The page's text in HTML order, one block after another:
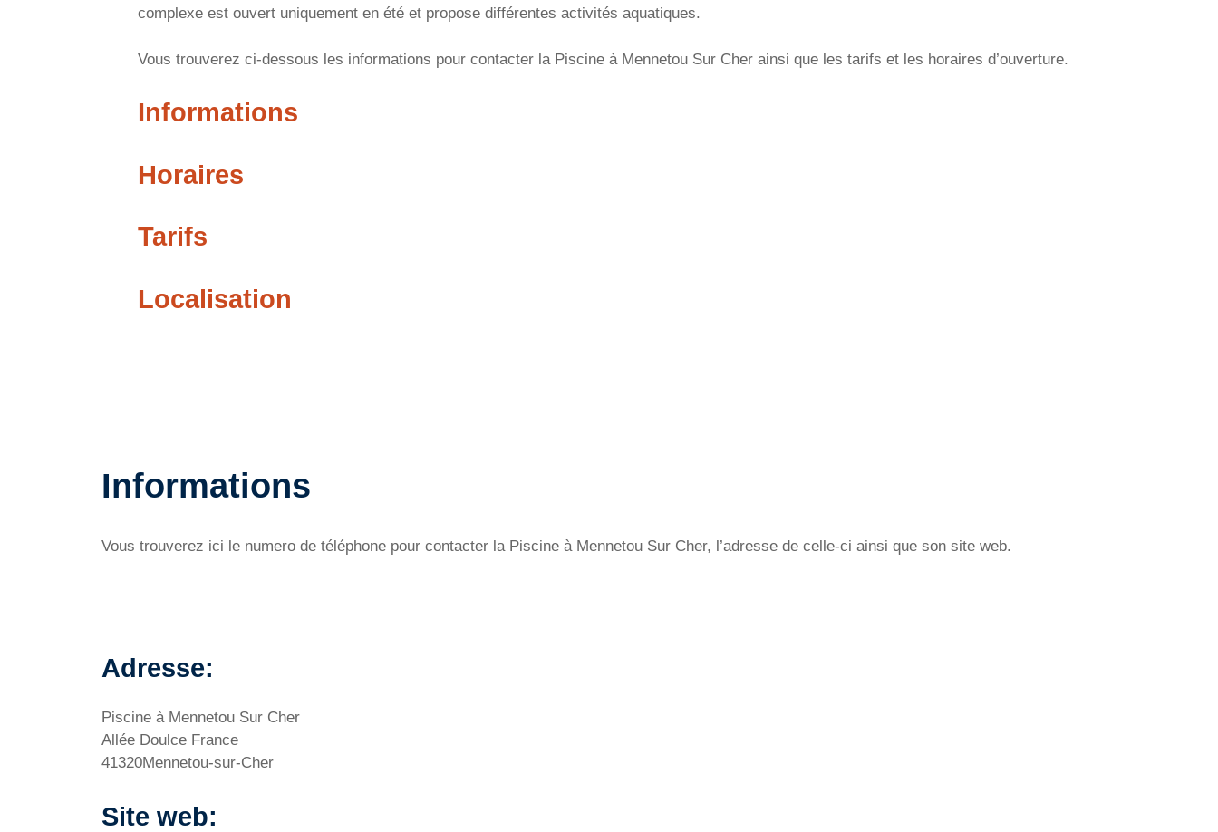
complexe est ouvert uniquement en été et propose différentes activités aquatiques.
Vous trouverez ci-dessous les informations pour contacter la Piscine à Mennetou Sur Cher ainsi que les tarifs et les horaires d’ouverture.
Informations
Horaires
Tarifs
Localisation
Informations
Vous trouverez ici le numero de téléphone pour contacter la Piscine à Mennetou Sur Cher, l’adresse de celle-ci ainsi que son site web.
Adresse:
Piscine à Mennetou Sur Cher
Allée Doulce France
41320Mennetou-sur-Cher
Site web: